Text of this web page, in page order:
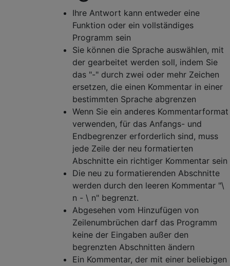
Ihre Antwort kann entweder eine
Funktion oder ein vollständiges
Programm sein
Sie können die Sprache auswählen, mit
der gearbeitet werden soll, indem Sie
das "-" durch zwei oder mehr Zeichen
ersetzen, die einen Kommentar in einer
bestimmten Sprache abgrenzen
Wenn Sie ein anderes Kommentarformat
verwenden, für das Anfangs- und
Endbegrenzer erforderlich sind, muss
jede Zeile der neu formatierten
Abschnitte ein richtiger Kommentar sein
Die neu zu formatierenden Abschnitte
werden durch den leeren Kommentar "\
n - \ n" begrenzt.
Abgesehen vom Hinzufügen von
Zeilenumbrüchen darf das Programm
keine der Eingaben außer den
begrenzten Abschnitten ändern
Ein Kommentar, der mit einer beliebigen